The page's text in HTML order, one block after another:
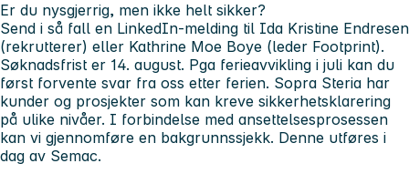
Er du nysgjerrig, men ikke helt sikker?
Send i så fall en LinkedIn-melding til Ida Kristine Endresen
(rekrutterer) eller Kathrine Moe Boye (leder Footprint).
Søknadsfrist er 14. august. Pga ferieavvikling i juli kan du
først forvente svar fra oss etter ferien. Sopra Steria har
kunder og prosjekter som kan kreve sikkerhetsklarering
på ulike nivåer. I forbindelse med ansettelsesprosessen
kan vi gjennomføre en bakgrunnssjekk. Denne utføres i
dag av Semac.